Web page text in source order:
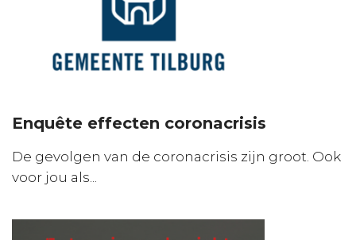
Enquête effecten coronacrisis
De gevolgen van de coronacrisis zijn groot. Ook
voor jou als...